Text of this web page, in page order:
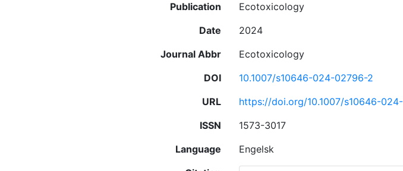
Publication
Ecotoxicology
Date
2024
Journal Abbr
Ecotoxicology
DOI
10.1007/s10646-024-02796-2
URL
https://doi.org/10.1007/s10646-
ISSN
1573-3017
Language
Engelsk